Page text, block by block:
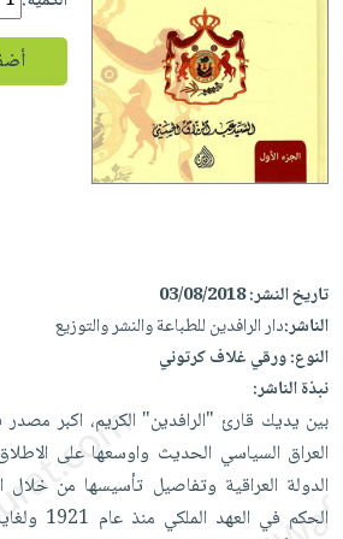
إختياراتنا
صندوق
القراءة
iKitab
أسئلة
يتكرر
على
Android
تحميل
iKitab
على
Apple
تحميل
masmu3
على
masmu3
على
Apple
المواضيع
إختياراتنا
وسائل
القراءة
جوائز
الشخصية
جديد
العناية
الشخصية
العناية
وتصفيف
الشعر
العناية
بالجسم
المطبخ
والسفرة
جديد
الكل
أواني
الطهي
أدوات
متجر
الهدايا
أقسام
تاريخ النشر:03/08/2018
الناشر:دار الرافدين للطباعة والنشر والتوزيع
النوع:ورقي غلاف كرتوني
نبذة الناشر:
بين يديك قارئ "الرافدين" الكريم، اكبر مصدر
العراق السياسي الحديث واوسعها على
الدولة العراقية وتفاصيل تأسيسها من خلال